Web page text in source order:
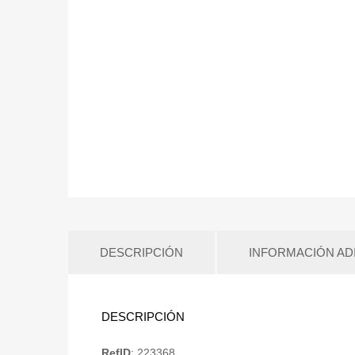
DESCRIPCIÓN INFORMACIÓN
DESCRIPCIÓN